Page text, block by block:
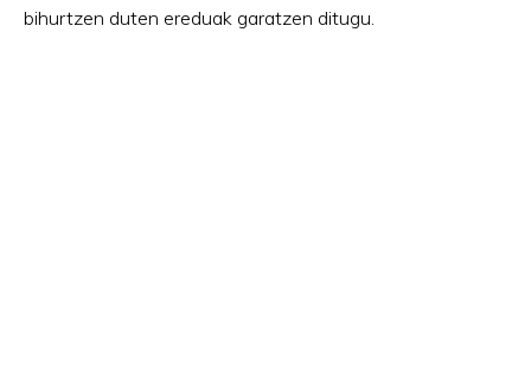
bihurtzen duten ereduak garatzen ditugu.